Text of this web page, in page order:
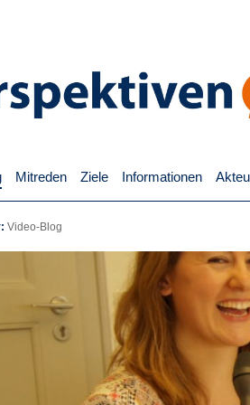
Mitreden Ziele Informationen
Video-Blog